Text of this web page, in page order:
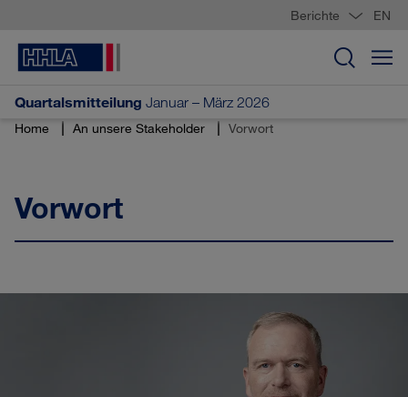
zum
Hauptinhalt
Suche
Berichte EN
Suche
Quartalsmitteilung Januar – März 2026
Home An unsere Stakeholder Vorwort
Vorwort